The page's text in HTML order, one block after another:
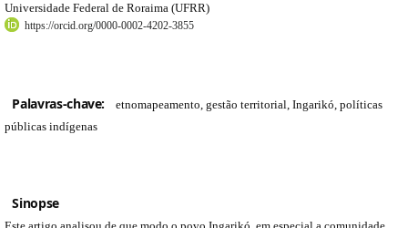
Universidade Federal de Roraima (UFRR)
https://orcid.org/0000-0002-4202-3855
Palavras-chave:
etnomapeamento, gestão territorial, Ingarikó, políticas
públicas indígenas
Sinopse